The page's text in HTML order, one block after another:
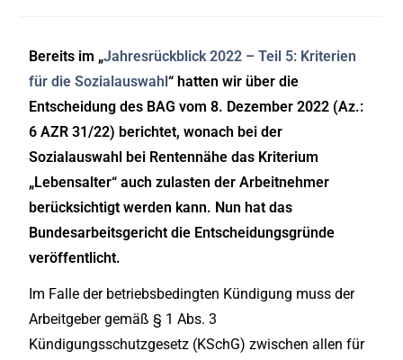
Bereits im „Jahresrückblick 2022 – Teil 5: Kriterien
für die Sozialauswahl“ hatten wir über die
Entscheidung des BAG vom 8. Dezember 2022 (Az.:
6 AZR 31/22) berichtet, wonach bei der
Sozialauswahl bei Rentennähe das Kriterium
„Lebensalter“ auch zulasten der Arbeitnehmer
berücksichtigt werden kann. Nun hat das
Bundesarbeitsgericht die Entscheidungsgründe
veröffentlicht.
Im Falle der betriebsbedingten Kündigung muss der
Arbeitgeber gemäß § 1 Abs. 3
Kündigungsschutzgesetz (KSchG) zwischen allen für